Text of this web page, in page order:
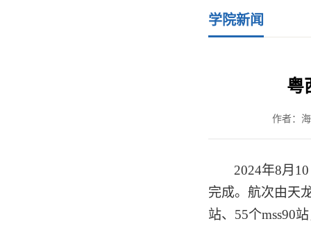
学院新闻
粤
作者：
2024年8月 10
完成。航次由天
站、 55个mss90